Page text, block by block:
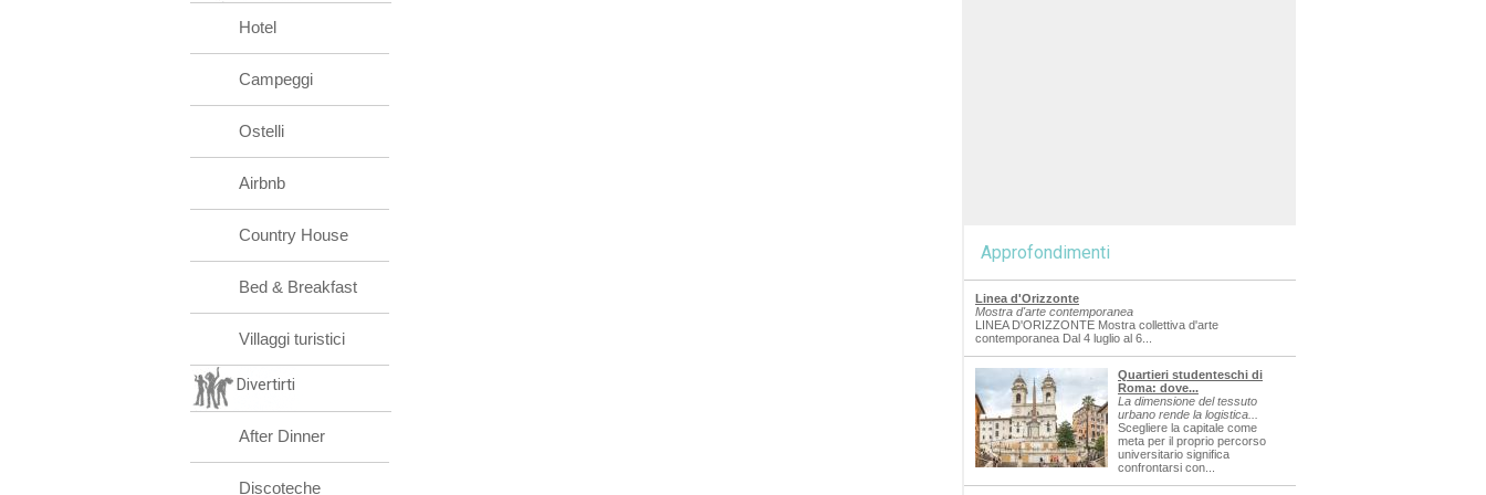
Hotel
Campeggi
Ostelli
Airbnb
Country House
Bed & Breakfast
Villaggi turistici
Divertirti
After Dinner
Discoteche
Approfondimenti
Linea d'Orizzonte
Mostra d'arte contemporanea
LINEA D'ORIZZONTE Mostra collettiva d'arte
contemporanea Dal 4 luglio al 6...
Quartieri studenteschi di
Roma: dove...
La dimensione del tessuto
urbano rende la logistica...
Scegliere la capitale come
meta per il proprio percorso
universitario significa
confrontarsi con...